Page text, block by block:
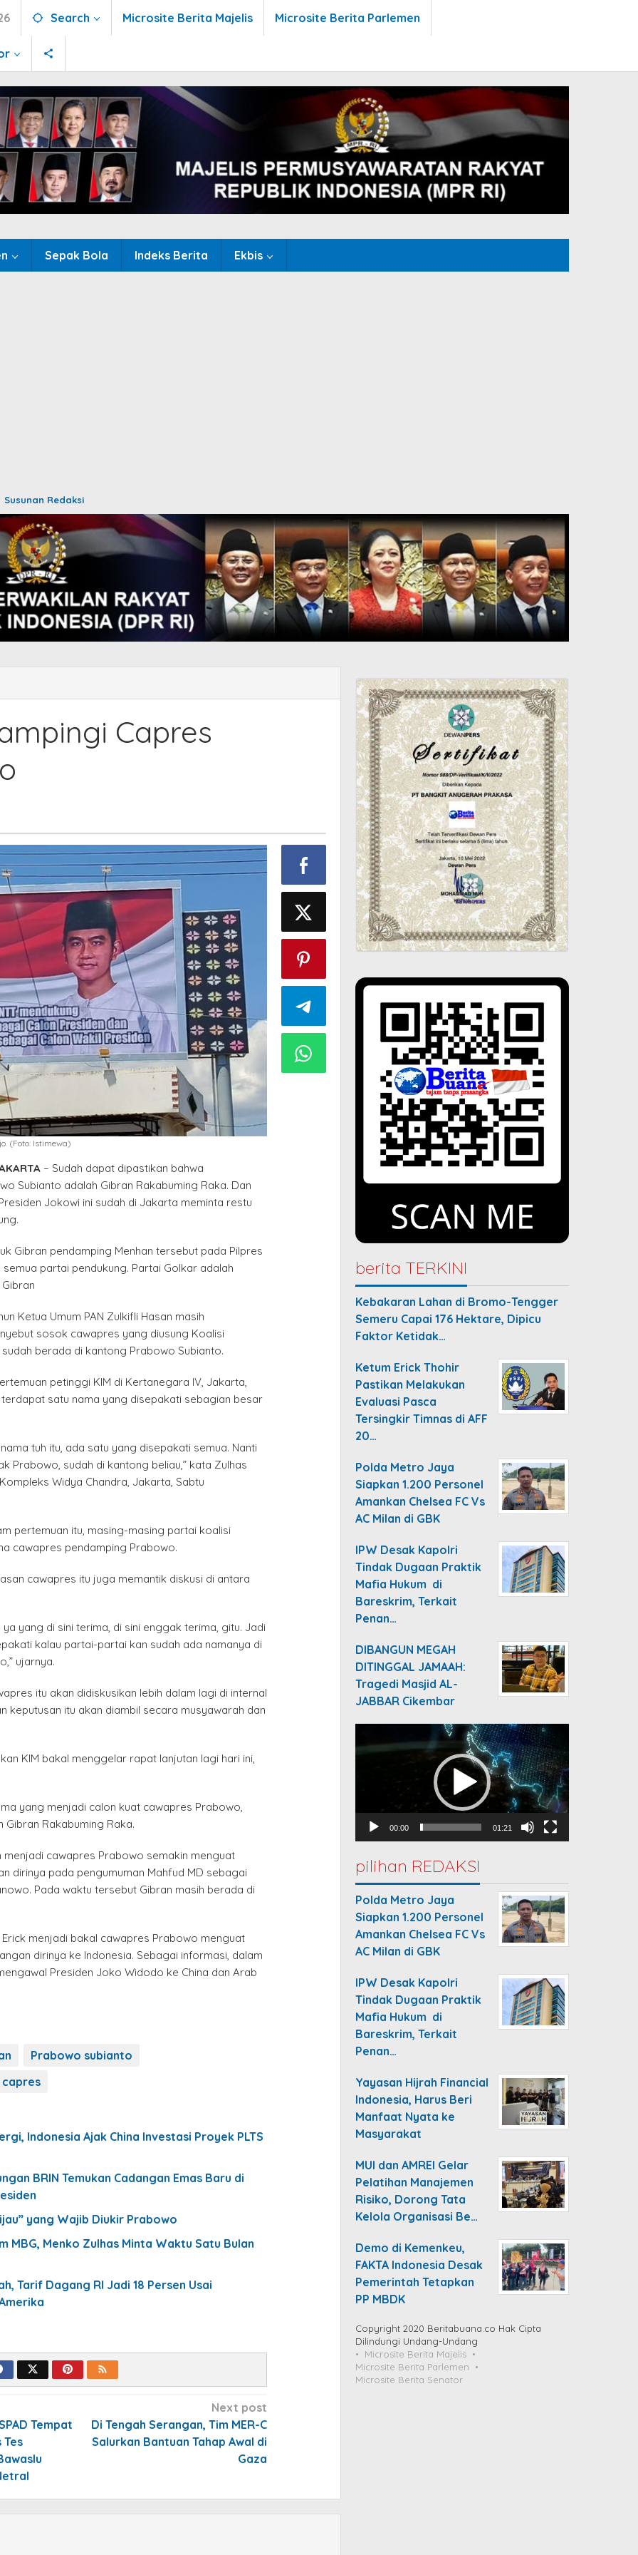
Search Microsite Berita Majelis Microsite Berita Parlemen
Sepak Bola Indeks Berita Ekbis
Susunan Redaksi
Capres
(Foto: Istimewa)
– Sudah dapat dipastikan bahwa
Subianto adalah Gibran Rakabuming Raka. Dan
Jokowi ini sudah di Jakarta meminta restu
Gibran pendamping Menhan tersebut pada Pilpres
partai pendukung. Partai Golkar adalah
Ketua Umum PAN Zulkifli Hasan masih
sosok cawapres yang diusung Koalisi
sudah berada di kantong Prabowo Subianto.
petinggi KIM di Kertanegara IV, Jakarta,
satu nama yang disepakati sebagian besar
tuh itu, ada satu yang disepakati semua. Nanti
Prabowo, sudah di kantong beliau,” kata Zulhas
Widya Chandra, Jakarta, Sabtu
pertemuan itu, masing-masing partai koalisi
cawapres pendamping Prabowo.
cawapres itu juga memantik diskusi di antara
ya yang di sini terima, di sini enggak terima, gitu. Jadi
kalau partai-partai kan sudah ada namanya di
ujarnya.
itu akan didiskusikan lebih dalam lagi di internal
keputusan itu akan diambil secara musyawarah dan
KIM bakal menggelar rapat lanjutan lagi hari ini,
yang menjadi calon kuat cawapres Prabowo,
Gibran Rakabuming Raka.
menjadi cawapres Prabowo semakin menguat
dirinya pada pengumuman Mahfud MD sebagai
Pada waktu tersebut Gibran masih berada di
menjadi bakal cawapres Prabowo menguat
dirinya ke Indonesia. Sebagai informasi, dalam
Presiden Joko Widodo ke China dan Arab
Prabowo subianto
Indonesia Ajak China Investasi Proyek PLTS
BRIN Temukan Cadangan Emas Baru di
yang Wajib Diukir Prabowo
MBG, Menko Zulhas Minta Waktu Satu Bulan
Tarif Dagang RI Jadi 18 Persen Usai
Tempat
Tes
Next post
Di Tengah Serangan, Tim MER-C
Salurkan Bantuan Tahap Awal di
Gaza
berita TERKINI
Kebakaran Lahan di Bromo-Tengger
Semeru Capai 176 Hektare, Dipicu
Faktor Ketidak…
Ketum Erick Thohir
Pastikan Melakukan
Evaluasi Pasca
Tersingkir Timnas di AFF
20…
Polda Metro Jaya
Siapkan 1.200 Personel
Amankan Chelsea FC Vs
AC Milan di GBK
IPW Desak Kapolri
Tindak Dugaan Praktik
Mafia Hukum di
Bareskrim, Terkait
Penan…
DIBANGUN MEGAH
DITINGGAL JAMAAH:
Tragedi Masjid AL-
JABBAR Cikembar
Player
00:00 01:21
pilihan REDAKSI
Polda Metro Jaya
Siapkan 1.200 Personel
Amankan Chelsea FC Vs
AC Milan di GBK
IPW Desak Kapolri
Tindak Dugaan Praktik
Mafia Hukum di
Bareskrim, Terkait
Penan…
Yayasan Hijrah Financial
Indonesia, Harus Beri
Manfaat Nyata ke
Masyarakat
MUI dan AMREI Gelar
Pelatihan Manajemen
Risiko, Dorong Tata
Kelola Organisasi Be…
Demo di Kemenkeu,
FAKTA Indonesia Desak
Pemerintah Tetapkan
PP MBDK
Copyright 2020 Beritabuana.co Hak Cipta
Dilindungi Undang-Undang
Microsite Berita Majelis
Microsite Berita Parlemen
Microsite Berita Senator